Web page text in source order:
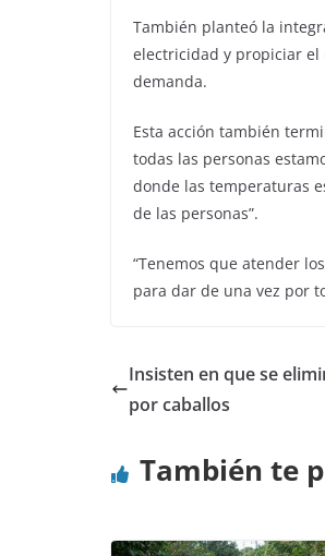
También planteó la
electricidad y propiciar el
demanda.
Esta acción también
todas las personas
donde las temperaturas
de las personas”.
“Tenemos que atender
para dar de una vez por
Insisten en que se
por caballos
También te